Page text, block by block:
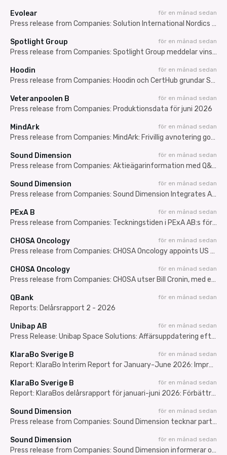
Evolear för en månad sedan
Press release from Companies: Solution International Nordics AB (publ) genomför riktad kvittningsemission om cirka 7,3 MSEK
Spotlight Group för en månad sedan
Press release from Companies: Spotlight Group meddelar vinstvarning – resultatet för andra kvartalet svagare än väntat till följd av nedskrivningar
Hoodin för en månad sedan
Press release from Companies: Hoodin och CertHub grundar SARA – nytt internationellt initiativ för AI inom Regulatory Affairs
Veteranpoolen B för en månad sedan
Press release from Companies: Produktionsdata för juni 2026
MindArk för en månad sedan
Press release from Companies: MindArk: Frivillig avnotering godkänd – sista dag för handel den 24 juli 2026
Sound Dimension för en månad sedan
Press release from Companies: Aktieägarinformation med Q&A: VD informerar om avtalet med TVU Networks
Sound Dimension för en månad sedan
Press release from Companies: Sound Dimension Integrates AiFi into TVU Networks'' MediaMesh, Unlocking Immersive Surround Sound for Viewers Worldwide
PExA B för en månad sedan
Press release from Companies: Teckningstiden i PExA AB:s företrädesemission av aktier inleds idag
CHOSA Oncology för en månad sedan
Press release from Companies: CHOSA Oncology appoints US commercialization Bill Cronin with a broad network in the oncology market, to accelerate launch of Platin-DRP
CHOSA Oncology för en månad sedan
Press release from Companies: CHOSA utser Bill Cronin, med ett bred erfarenhet av onkologimarknaden, att leda den amerikanska kommersialiseringen för att accelerera lanseringen av Platin-DRP
QBank för en månad sedan
Reports: Delårsrapport 2 - 2026
Unibap AB för en månad sedan
Press Release: Unibap Space Solutions: Affärsuppdatering efter Q2 2026
KlaraBo Sverige B för en månad sedan
Report: KlaraBo Interim Report for January-June 2026: Improved net operating income and income from property management
KlaraBo Sverige B för en månad sedan
Report: KlaraBos delårsrapport för januari-juni 2026: Förbättrat driftnetto och förvaltningsresultat
Sound Dimension för en månad sedan
Press release from Companies: Sound Dimension tecknar partnerskapsavtal med TVU Networks och får tillgång till en global distributionskanal för AiFi
Sound Dimension för en månad sedan
Press release from Companies: Sound Dimension informerar om förhandlingar med videoteknikbolaget TVU Networks Corporation